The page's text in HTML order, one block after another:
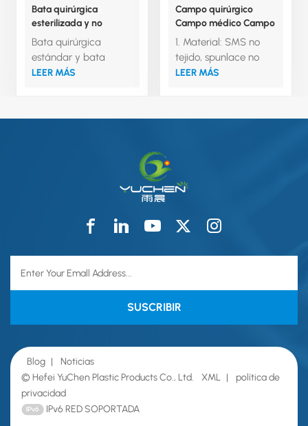
Bata quirúrgica
esterilizada y no
esterilizada, tallas ML,
XL, XXL
Bata quirúrgica
estándar y bata
quirúrgica reforzada
o cintas en la nuca,
LEER MÁS
Campo quirúrgico
Campo médico Campo
superior Campo
inferior Campo lateral
1. Material: SMS no
tejido, spunlace no
tejido de pulpa de
tejida de PP, película
PE spunlace.2.
Tamaño: 120*150cm,
y otros tamaños
Cortina principal,
inferior, cortina de
Esterilizados y no
opcionales.
LEER MÁS
Blog |
Noticias
© Hefei YuChen Plastic Products Co., Ltd.
XML |
política de
privacidad
IPv6 RED SOPORTADA